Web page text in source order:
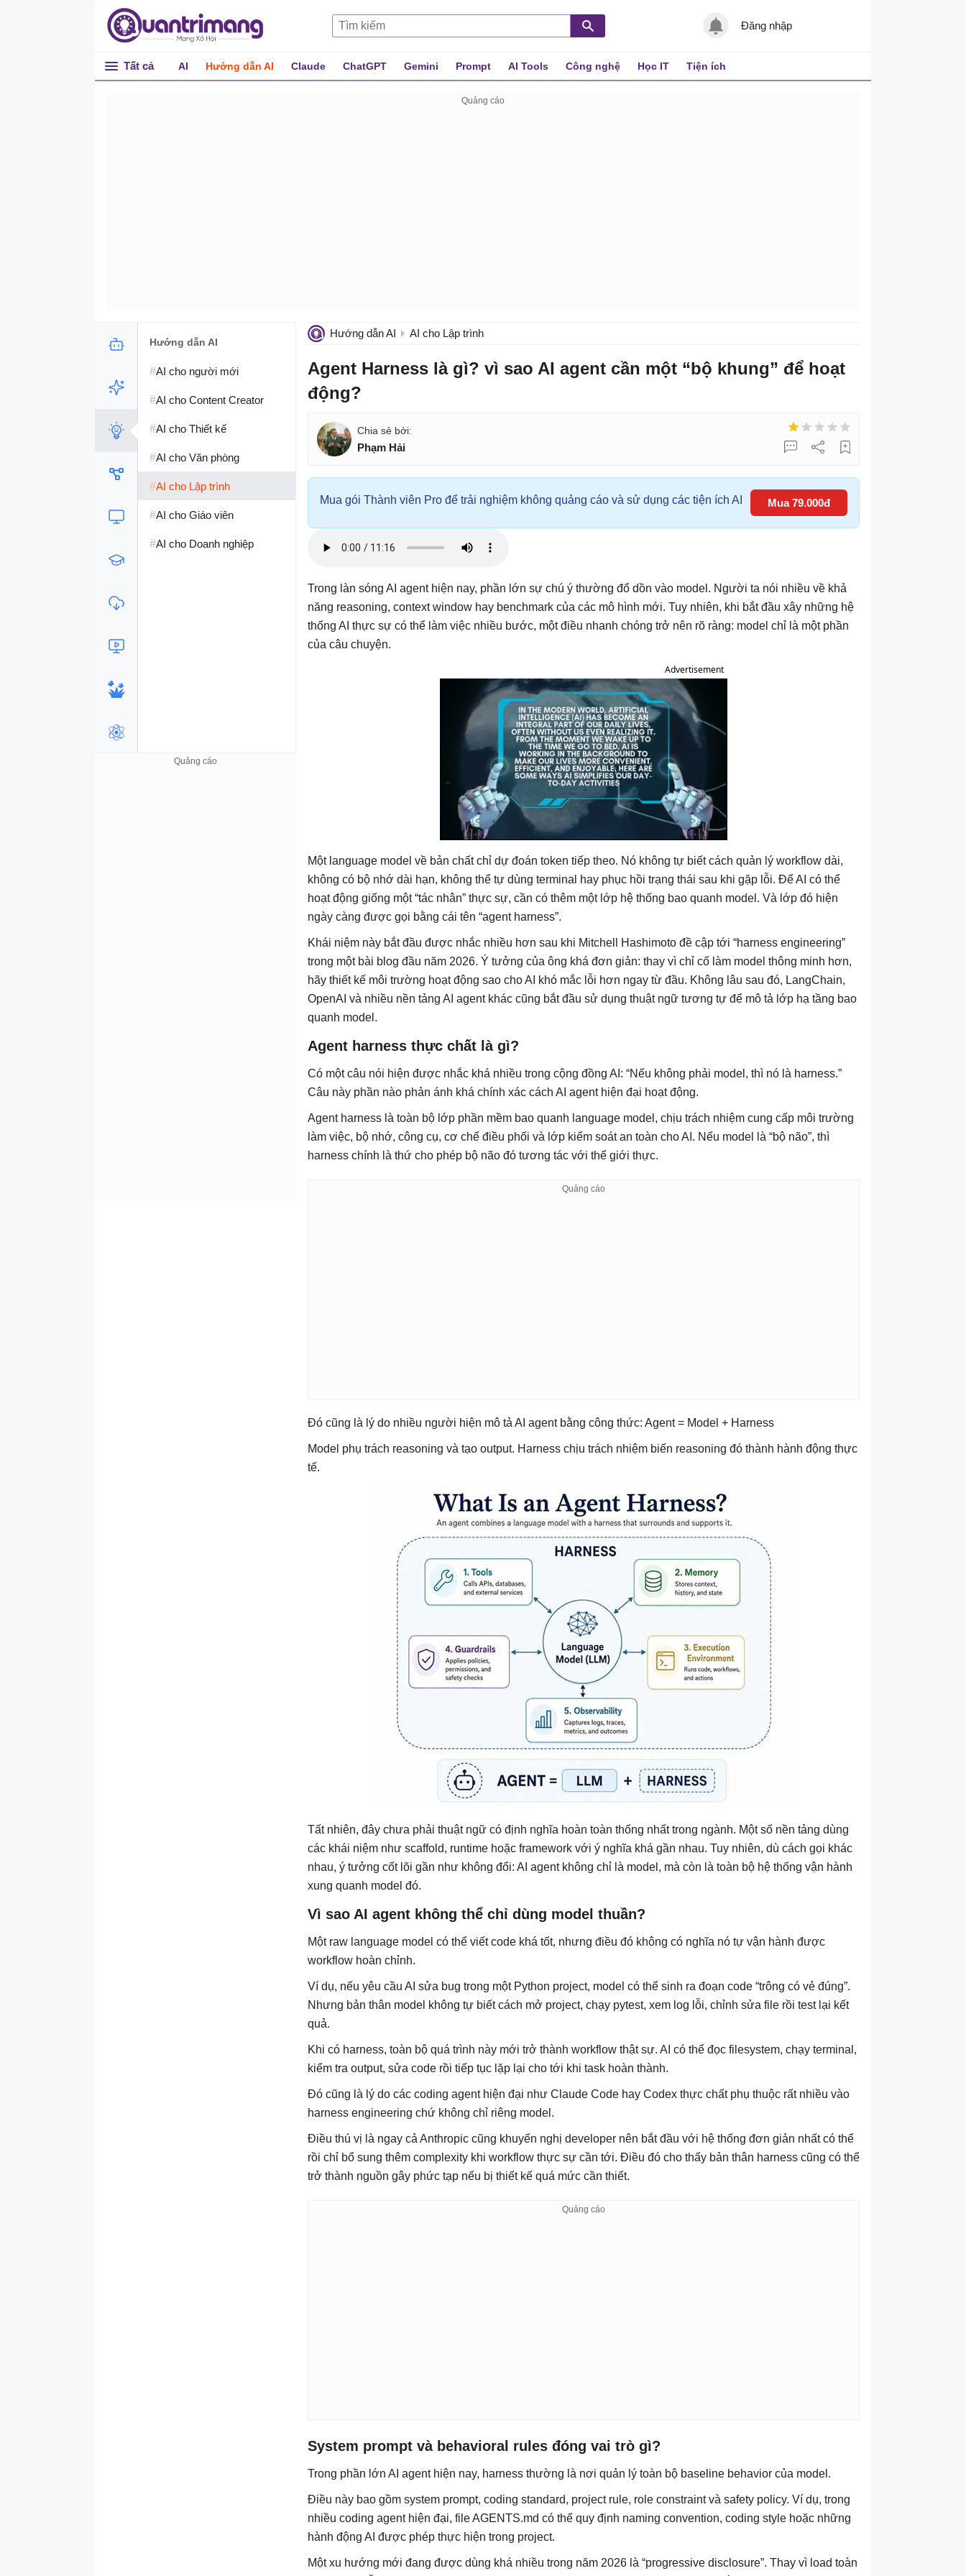
Đăng nhập
Tất cả AI Hướng dẫn AI Claude ChatGPT Gemini Prompt AI Tools Công nghệ Học IT Tiện ích
Hướng dẫn AI AI cho Lập trình
Agent Harness là gì? vì sao AI agent cần một “bộ khung” để hoạt
động?
Phạm Hải
Mua gói Thành viên Pro để trải nghiệm không quảng cáo và sử dụng các tiện ích AI Mua 79.000đ
Trong làn sóng AI agent hiện nay, phần lớn sự chú ý thường đổ dồn vào model. Người ta nói nhiều về khả
năng reasoning, context window hay benchmark của các mô hình mới. Tuy nhiên, khi bắt đầu xây những hệ
thống AI thực sự có thể làm việc nhiều bước, một điều nhanh chóng trở nên rõ ràng: model chỉ là một phần
của câu chuyện.
Advertisement
Một language model về bản chất chỉ dự đoán token tiếp theo. Nó không tự biết cách quản lý workflow dài,
không có bộ nhớ dài hạn, không thể tự dùng terminal hay phục hồi trạng thái sau khi gặp lỗi. Để AI có thể
hoạt động giống một “tác nhân” thực sự, cần có thêm một lớp hệ thống bao quanh model. Và lớp đó hiện
ngày càng được gọi bằng cái tên “agent harness”.
Khái niệm này bắt đầu được nhắc nhiều hơn sau khi Mitchell Hashimoto đề cập tới “harness engineering”
trong một bài blog đầu năm 2026. Ý tưởng của ông khá đơn giản: thay vì chỉ cố làm model thông minh hơn,
hãy thiết kế môi trường hoạt động sao cho AI khó mắc lỗi hơn ngay từ đầu. Không lâu sau đó, LangChain,
OpenAI và nhiều nền tảng AI agent khác cũng bắt đầu sử dụng thuật ngữ tương tự để mô tả lớp hạ tầng bao
quanh model.
Agent harness thực chất là gì?
Có một câu nói hiện được nhắc khá nhiều trong cộng đồng AI: “Nếu không phải model, thì nó là harness.”
Câu này phần nào phản ánh khá chính xác cách AI agent hiện đại hoạt động.
Agent harness là toàn bộ lớp phần mềm bao quanh language model, chịu trách nhiệm cung cấp môi trường
làm việc, bộ nhớ, công cụ, cơ chế điều phối và lớp kiểm soát an toàn cho AI. Nếu model là “bộ não”, thì
harness chính là thứ cho phép bộ não đó tương tác với thế giới thực.
Đó cũng là lý do nhiều người hiện mô tả AI agent bằng công thức: Agent = Model + Harness
Model phụ trách reasoning và tạo output. Harness chịu trách nhiệm biến reasoning đó thành hành động thực
tế.
Tất nhiên, đây chưa phải thuật ngữ có định nghĩa hoàn toàn thống nhất trong ngành. Một số nền tảng dùng
các khái niệm như scaffold, runtime hoặc framework với ý nghĩa khá gần nhau. Tuy nhiên, dù cách gọi khác
nhau, ý tưởng cốt lõi gần như không đổi: AI agent không chỉ là model, mà còn là toàn bộ hệ thống vận hành
xung quanh model đó.
Vì sao AI agent không thể chỉ dùng model thuần?
Một raw language model có thể viết code khá tốt, nhưng điều đó không có nghĩa nó tự vận hành được
workflow hoàn chỉnh.
Ví dụ, nếu yêu cầu AI sửa bug trong một Python project, model có thể sinh ra đoạn code “trông có vẻ đúng”.
Nhưng bản thân model không tự biết cách mở project, chạy pytest, xem log lỗi, chỉnh sửa file rồi test lại kết
quả.
Khi có harness, toàn bộ quá trình này mới trở thành workflow thật sự. AI có thể đọc filesystem, chạy terminal,
kiểm tra output, sửa code rồi tiếp tục lặp lại cho tới khi task hoàn thành.
Đó cũng là lý do các coding agent hiện đại như Claude Code hay Codex thực chất phụ thuộc rất nhiều vào
harness engineering chứ không chỉ riêng model.
Điều thú vị là ngay cả Anthropic cũng khuyến nghị developer nên bắt đầu với hệ thống đơn giản nhất có thể
rồi chỉ bổ sung thêm complexity khi workflow thực sự cần tới. Điều đó cho thấy bản thân harness cũng có thể
trở thành nguồn gây phức tạp nếu bị thiết kế quá mức cần thiết.
System prompt và behavioral rules đóng vai trò gì?
Trong phần lớn AI agent hiện nay, harness thường là nơi quản lý toàn bộ baseline behavior của model.
Điều này bao gồm system prompt, coding standard, project rule, role constraint và safety policy. Ví dụ, trong
nhiều coding agent hiện đại, file AGENTS.md có thể quy định naming convention, coding style hoặc những
hành động AI được phép thực hiện trong project.
Một xu hướng mới đang được dùng khá nhiều trong năm 2026 là “progressive disclosure”. Thay vì load toàn
Hướng dẫn AI
#AI cho người mới
#AI cho Content Creator
#AI cho Thiết kế
#AI cho Văn phòng
#AI cho Lập trình
#AI cho Giáo viên
#AI cho Doanh nghiệp